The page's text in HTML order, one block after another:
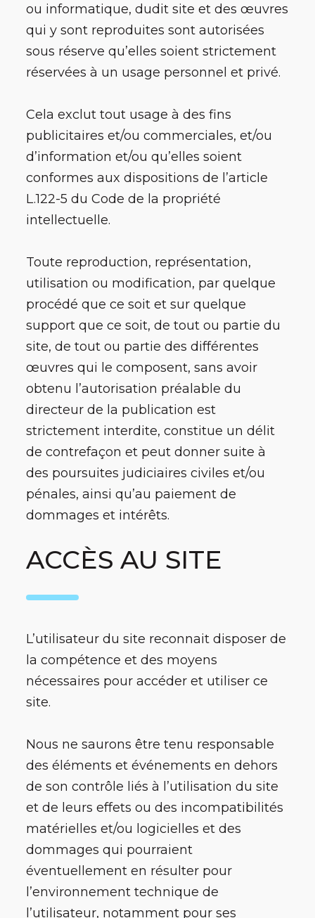
ou informatique, dudit site et des œuvres
qui y sont reproduites sont autorisées
sous réserve qu’elles soient strictement
réservées à un usage personnel et privé.
Cela exclut tout usage à des fins
publicitaires et/ou commerciales, et/ou
d’information et/ou qu’elles soient
conformes aux dispositions de l’article
L.122-5 du Code de la propriété
intellectuelle.
Toute reproduction, représentation,
utilisation ou modification, par quelque
procédé que ce soit et sur quelque
support que ce soit, de tout ou partie du
site, de tout ou partie des différentes
œuvres qui le composent, sans avoir
obtenu l’autorisation préalable du
directeur de la publication est
strictement interdite, constitue un délit
de contrefaçon et peut donner suite à
des poursuites judiciaires civiles et/ou
pénales, ainsi qu’au paiement de
dommages et intérêts.
ACCÈS AU SITE
L’utilisateur du site reconnait disposer de
la compétence et des moyens
nécessaires pour accéder et utiliser ce
site.
Nous ne saurons être tenu responsable
des éléments et événements en dehors
de son contrôle liés à l’utilisation du site
et de leurs effets ou des incompatibilités
matérielles et/ou logicielles et des
dommages qui pourraient
éventuellement en résulter pour
l’environnement technique de
l’utilisateur, notamment pour ses